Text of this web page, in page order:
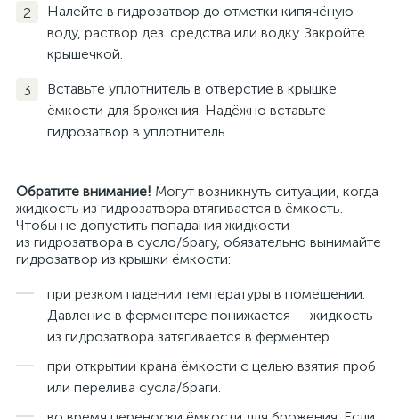
Налейте в гидрозатвор до отметки кипячёную
воду, раствор дез. средства или водку. Закройте
крышечкой.
Вставьте уплотнитель в отверстие в крышке
ёмкости для брожения. Надёжно вставьте
гидрозатвор в уплотнитель.
Обратите внимание! Могут возникнуть ситуации, когда
жидкость из гидрозатвора втягивается в ёмкость.
Чтобы не допустить попадания жидкости
из гидрозатвора в сусло/брагу, обязательно вынимайте
гидрозатвор из крышки ёмкости:
при резком падении температуры в помещении.
Давление в ферментере понижается — жидкость
из гидрозатвора затягивается в ферментер.
при открытии крана ёмкости с целью взятия проб
или перелива сусла/браги.